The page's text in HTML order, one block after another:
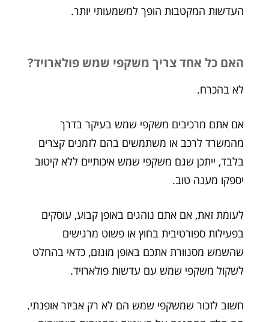
העדשות המקטבות הופך למשמעותי יותר.
האם כל אחד צריך משקפי שמש פולארויד?
לא בהכרח.
אם אתם מרכיבים משקפי שמש בעיקר בדרך
מהמשרד לרכב או משתמשים בהם לזמנים קצרים
בלבד, ייתכן שגם משקפי שמש איכותיים ללא קיטוב
יספקו מענה טוב.
לעומת זאת, אם אתם נוהגים באופן קבוע, עוסקים
בפעילות ספורטיבית בחוץ או פשוט מרגישים
שהשמש מסנוורת אתכם באופן מוגזם, כדאי בהחלט
לשקול משקפי שמש עם עדשות פולארויד.
חשוב לזכור שמשקפי שמש הם לא רק אביזר אופנתי.